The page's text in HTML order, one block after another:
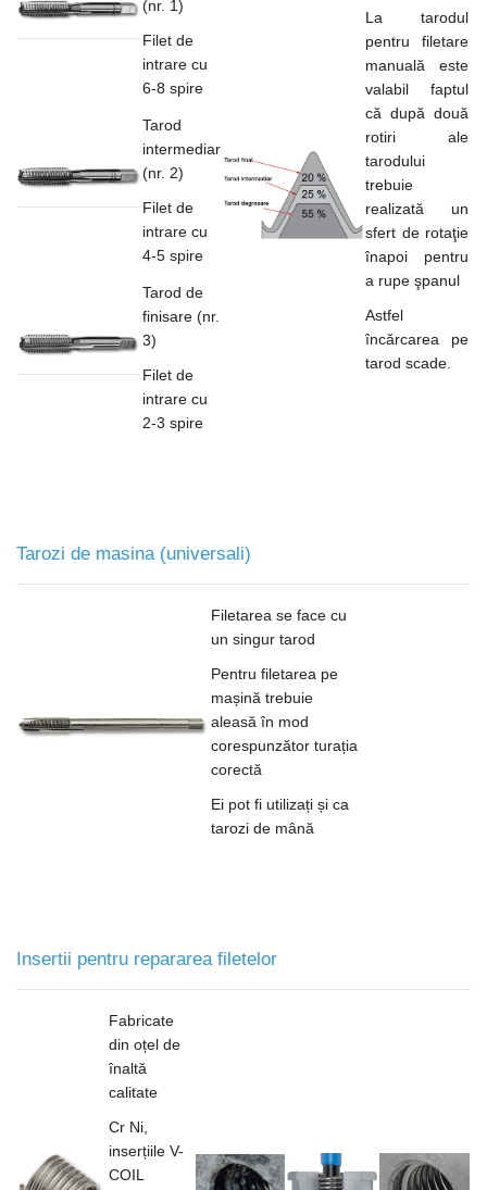
(nr. 1)
Filet de
intrare cu
6-8 spire
La tarodul
pentru filetare
manuală este
valabil faptul
că după două
rotiri ale
tarodului
trebuie
realizată un
sfert de rotaţie
înapoi pentru
a rupe şpanul
Astfel
încărcarea pe
tarod scade.
Tarod
intermediar
(nr. 2)
Filet de
intrare cu
4-5 spire
Tarod de
finisare (nr.
3)
Filet de
intrare cu
2-3 spire
Tarozi de masina (universali)
Filetarea se face cu
un singur tarod
Pentru filetarea pe
mașină trebuie
aleasă în mod
corespunzător turația
corectă
Ei pot fi utilizați și ca
tarozi de mână
Insertii pentru repararea filetelor
Fabricate
din oțel de
înaltă
calitate
Cr Ni,
inserțiile V-
COIL